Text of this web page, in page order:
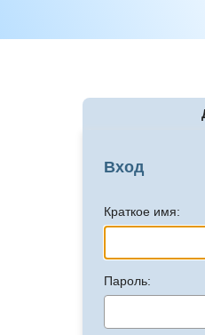
Вход
Краткое имя:
Пароль: